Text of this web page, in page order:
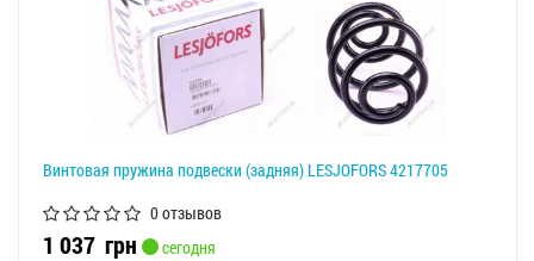
Винтовая пружина подвески (задняя) LESJOFORS 4217705
0 отзывов
1 037 грн
сегодня